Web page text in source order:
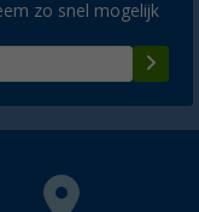
zo snel mogelijk